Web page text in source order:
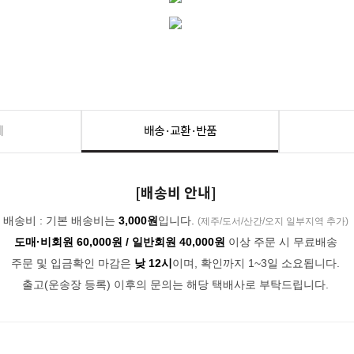
배송·교환·반품
[배송비 안내]
배송비 : 기본 배송비는 3,000원 입니다. (제주/도서/산간/오지 일부지역 추가)
도매·비회원 60,000원 / 일반회원 40,000원 이상 주문 시 무료배송
주문 및 입금확인 마감은 낮 12시 이며, 확인까지 1~3일 소요됩니다.
출고(운송장 등록) 이후의 문의는 해당 택배사로 부탁드립니다.